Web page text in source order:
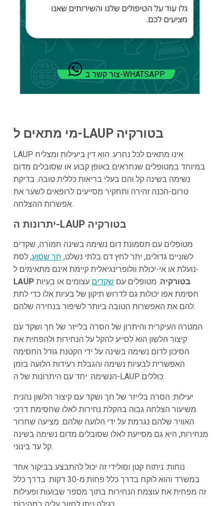
צור קשר ב-WHATSAPP
מי מתאים ל-LAUP בטורקיה
LAUP אינו מתאים לכל נחרע. הוא דין ביעילות ומצליח
במיוחד במטופלים שנחראים באופן קבוע או שסובלים מדום
נשימה בשינה קל והם בעלי בריאות כללית טובה. בדיקת
טרום-הכנה זהירה ותחקיר מסייעים לרופאים לשער את
אפשרות ההצלחה.
יתרונות ה-LAUP בטורקיה
מטופלים עם תסמונת דום נשימה בשינה חמורה, שקדים
לשוניים גדולים, יתר לחץ דם בלתי נשלט, חך שסוע, לסת
נועלת או אי-יכולת וולופרינגיאלית קיימת אינם מתאימים ל-
LAUP בטורקיה. מטופלים עם שקדים עצומים או בעיות
חסימת אפו יכולות גם לדרוש תיקון של בעיות אלו כדי לתת
להם את האפשרות הטובה ביותר לשיפור בנחירה שלהם.
המטרה העיקרית והיתרון של הסרה בלייזר של חך ושקד עם
קיצור הלשון הוא לסייע להקל על הנחירות ולהפחית את
הסיכון לדום נשימה בשינה על ידי הקטנת גודל החסימה
האפשרית לבעיות נשימה והגבלת רעידות הלועה בזמן
הנשימה. יחד עם היתרונות של ה-LAUP כוללים:
יעילות: הסרה בלייזר של חך ושקד עם קיצור הלשון נהנית
משיעור הצלחה גבוה בהקלת נחירות לאלו שחסימת דרכי
האוויר שלהם נגרמת על ידי הלועה שלהם. מציעה שחרור
מנחירות, היא גם מסייעת לאלו שסובלים מדום נשימה בשינה
קל עד בינוני.
נוחות: ניתוח קטן וסולידי זה יכול להתבצע בביקור אחד
במשרד והוא לוקח בדרך כלל פחות מ-30 דקות. בדרך כלל
זה מפחית את עוצמת הנחירות בתוך מספר שבועות ופעילות